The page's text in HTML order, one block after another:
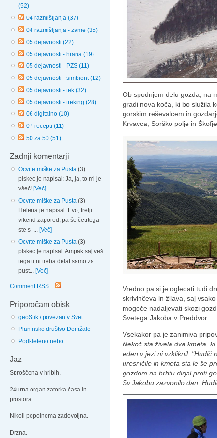
(52)
04 razmišljanja (37)
04 razmišljanja - zame (35)
05 dejavnosti (22)
05 dejavnosti - hrana (19)
05 dejavnosti - PZS (11)
05 dejavnosti - simbiont (12)
05 dejavnosti - tek (32)
05 dejavnosti - treking (28)
06 digitalno (10)
07 recepti (11)
50 za 50 (51)
Zadnji komentarji
Ocvrte miške za Pusta (3)
piskec je napisal: Ja, ja, to mi je
všeč! [Več]
Ocvrte miške za Pusta (3)
Helena je napisal: Evo, tretji
vikend zapored, pa še četrtega
ste si ... [Več]
Ocvrte miške za Pusta (3)
piskec je napisal: Ampak saj veš:
tega ti ni treba delat samo za
pust... [Več]
Comment RSS
Priporočam obisk
geoStik / povezan v Svet
Planinsko društvo Domžale
Podkleteno nebo
Jaz
Sproščena v hribih.
24urna organizatorka časa in
prostora.
Nikoli popolnoma zadovoljna.
Drzna.
Ob spodnjem delu gozda, na
gradi nova koča, ki bo služila
gorskim reševalcem in
Krvavca, Sorško polje in
Vredno pa si je ogledati tudi
skrivinčeva in žilava, saj
mogoče nadaljevati skozi
Svetega Jakoba v Preddvor.
Vsekakor pa je zanimiva
Nekoč sta živela dva kmeta,
eden v jezi ni vzkliknil: "Hudič
uresničile in kmeta sta le še
gozdom na hrbtu dirjal proti
Sv.Jakobu zazvonilo dan.